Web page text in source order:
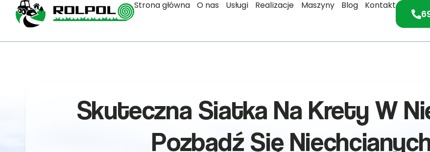
Strona główna O nas Usługi Realizacje Maszyny Blog Kontakt
Skuteczna Siatka Na Krety W
Pozbądź Się